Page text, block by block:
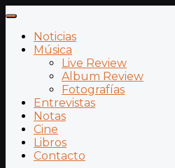
Noticias
Música
Live Review
Album Review
Fotografías
Entrevistas
Notas
Cine
Libros
Contacto